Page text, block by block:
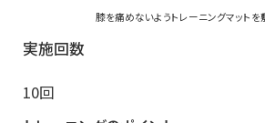
膝を痛めないようトレーニングマットを
実施回数
10回